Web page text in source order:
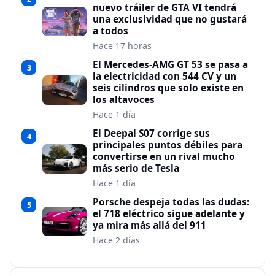
nuevo tráiler de GTA VI tendrá
una exclusividad que no gustará
a todos
Hace 17 horas
3
El Mercedes-AMG GT 53 se pasa a
la electricidad con 544 CV y un
seis cilindros que solo existe en
los altavoces
Hace 1 día
4
El Deepal S07 corrige sus
principales puntos débiles para
convertirse en un rival mucho
más serio de Tesla
Hace 1 día
5
Porsche despeja todas las dudas:
el 718 eléctrico sigue adelante y
ya mira más allá del 911
Hace 2 días